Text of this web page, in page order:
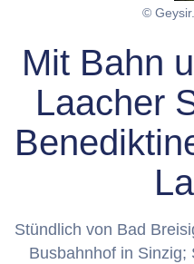
©
Mit Bahn
Laacher
Stündlich von Bad
Busbahnhof in Sinzig;